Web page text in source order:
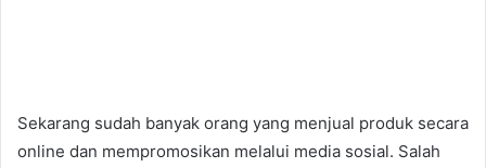
Sekarang sudah banyak orang yang menjual produk secara
online dan mempromosikan melalui media sosial. Salah